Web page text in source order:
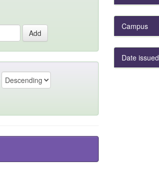
Campus
Date issued